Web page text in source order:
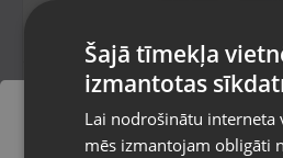
Rebir RZ2-70-2
Ogre, Skolas iela 4
Stāvoklis Ilgstoši lietots
Šajā tīmekļa
izmantotas
Lai nodrošinātu interneta
mēs izmantojam obligāti